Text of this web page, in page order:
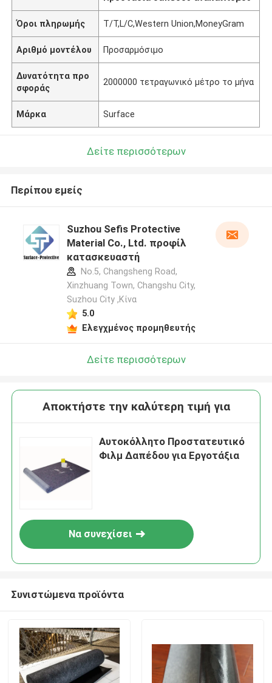
Όροι πληρωμής T/T,L/C,Western Union,MoneyGram
Αριθμό μοντέλου Προσαρμόσιμο
Δυνατότητα προ
σφοράς
2000000 τετραγωνικό μέτρο το μήνα
Μάρκα Surface
Δείτε περισσότερων
Περίπου εμείς
Suzhou Sefis Protective
Material Co., Ltd. προφίλ
κατασκευαστή
No.5, Changsheng Road,
Xinzhuang Town, Changshu City,
Suzhou City ,Κίνα
5.0
Ελεγχμένος προμηθευτής
Δείτε περισσότερων
Αποκτήστε την καλύτερη τιμή για
Αυτοκόλλητο Προστατευτικό
Φιλμ Δαπέδου για Εργοτάξια
Να συνεχίσει
Συνιστώμενα προϊόντα